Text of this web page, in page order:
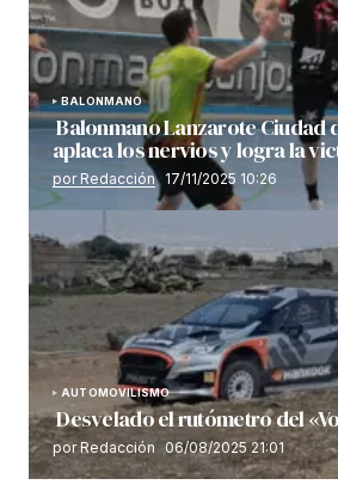
BALONMANO
Balonmano Lanzarote Ciudad
aplaca los nervios y logra la
por Redacción 17/11/2025 10:26
AUTOMOVILISMO
Desvelado el rutómetro del
por Redacción 06/08/2025 21:01